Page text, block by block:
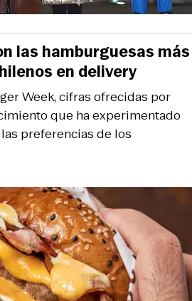
Week, cifras ofrecidas por
que ha experimentado
preferencias de los
las hamburguesas más
en delivery